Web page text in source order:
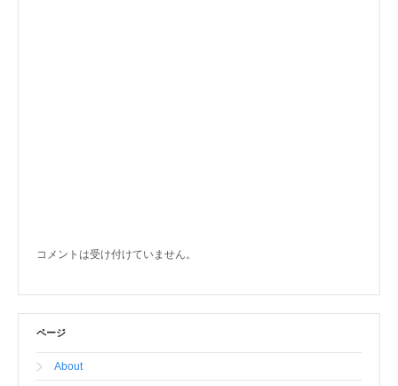
コメントは受け付けていません。
ページ
About